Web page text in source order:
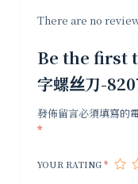
There are no
Be the first
字螺丝刀-
發佈留言必須填寫的
*
YOUR RATING*